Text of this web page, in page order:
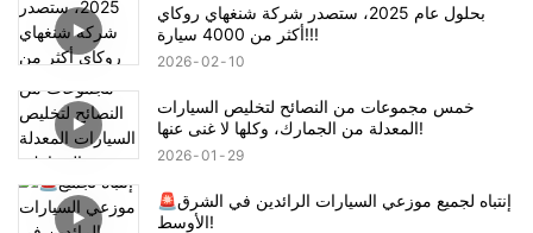
بحلول عام 2025، ستصدر شركة شنغهاي روكاي
أكثر من 4000 سيارة!!!
2026 02 10
خمس مجموعات من النصائح لتخليص السيارات
المعدلة من الجمارك، وكلها لا غنى عنها!
2026 01 29
🚨إنتباه لجميع موزعي السيارات الرائدين في الشرق
الأوسط!